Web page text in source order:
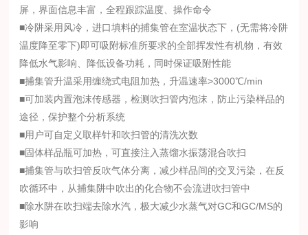
屏，界面信息丰富，全程跟踪温度、操作命令
■冷阱采用风冷，进口填料的捕集管在室温状态下，(无需将冷阱
温度降至零下)即可吸附标准所要求的全部挥发性有机物，有效
降低水气影响、降低设备功耗，同时保证吸附性能
■捕集管升温采用缠绕式电阻加热，升温速率>3000℃/min
■可加装内置泡沫传感器，检测吹扫管内泡沫，防止污染样品的
途径，保护整个分析系统
■用户可自定义取样针和吹扫管的清洗次数
■固体样品瓶可加热，可直接注入蒸馏水振荡混合吹扫
■捕集管与吹扫管反吹气体分离，减少样品间的交叉污染，在反
吹循环中，从捕集阱中吹出的化合物不会流进吹扫管中
■除水阱在吹扫端去除水汽，极大减少水蒸气对GC和GC/MS的
影响